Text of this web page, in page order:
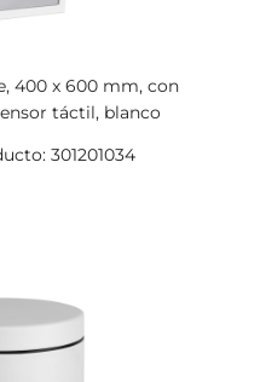
400 x 600 mm, con
táctil, blanco
301201034